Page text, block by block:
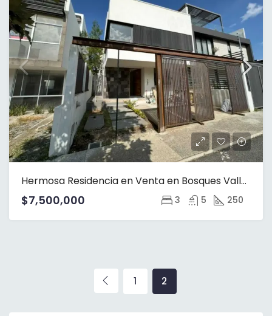
Hermosa Residencia en Venta en Bosques Vallarta Zapopan
$7,500,000 3 5 250
1 2